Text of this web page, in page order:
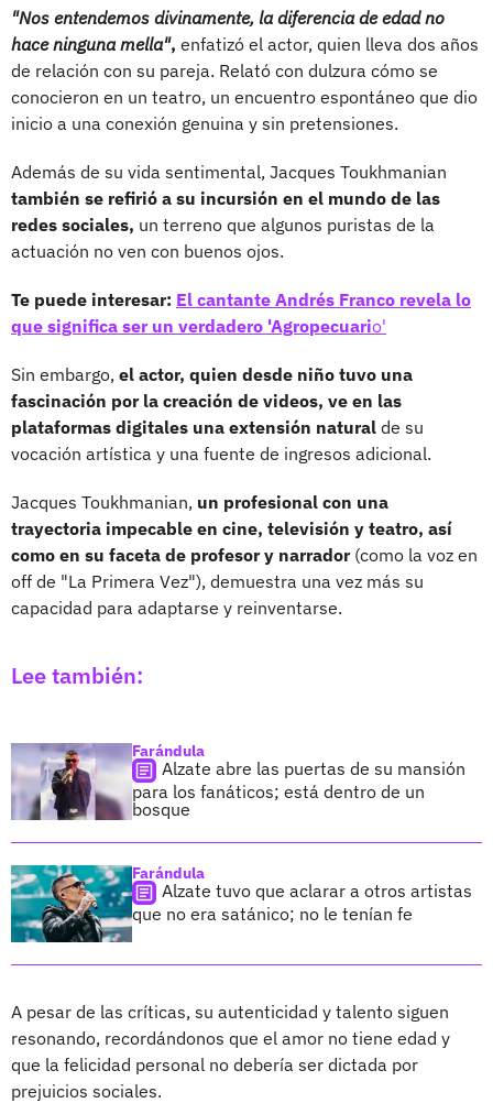
"Nos entendemos divinamente, la diferencia de edad no
hace ninguna mella", enfatizó el actor, quien lleva dos años
de relación con su pareja. Relató con dulzura cómo se
conocieron en un teatro, un encuentro espontáneo que dio
inicio a una conexión genuina y sin pretensiones.
Además de su vida sentimental, Jacques Toukhmanian
también se refirió a su incursión en el mundo de las
redes sociales, un terreno que algunos puristas de la
actuación no ven con buenos ojos.
Te puede interesar: El cantante Andrés Franco revela lo
que significa ser un verdadero 'Agropecuario'
Sin embargo, el actor, quien desde niño tuvo una
fascinación por la creación de videos, ve en las
plataformas digitales una extensión natural de su
vocación artística y una fuente de ingresos adicional.
Jacques Toukhmanian, un profesional con una
trayectoria impecable en cine, televisión y teatro, así
como en su faceta de profesor y narrador(como la voz en
off de "La Primera Vez"), demuestra una vez más su
capacidad para adaptarse y reinventarse.
Lee también:
Farándula
Alzate abre las puertas de su mansión
para los fanáticos; está dentro de un
bosque
Farándula
Alzate tuvo que aclarar a otros artistas
que no era satánico; no le tenían fe
A pesar de las críticas, su autenticidad y talento siguen
resonando, recordándonos que el amor no tiene edad y
que la felicidad personal no debería ser dictada por
prejuicios sociales.